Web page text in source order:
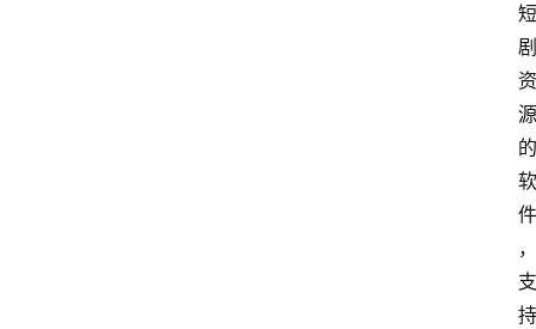
短
剧
资
源
的
软
件
，
支
持